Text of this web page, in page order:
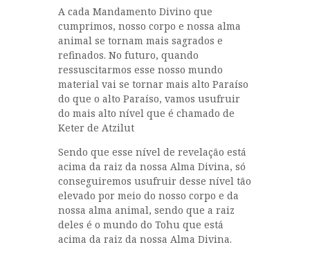
A cada Mandamento Divino que
cumprimos, nosso corpo e nossa alma
animal se tornam mais sagrados e
refinados. No futuro, quando
ressuscitarmos esse nosso mundo
material vai se tornar mais alto Paraíso
do que o alto Paraíso, vamos usufruir
do mais alto nível que é chamado de
Keter de Atzilut
Sendo que esse nível de revelação está
acima da raiz da nossa Alma Divina, só
conseguiremos usufruir desse nível tão
elevado por meio do nosso corpo e da
nossa alma animal, sendo que a raiz
deles é o mundo do Tohu que está
acima da raiz da nossa Alma Divina.